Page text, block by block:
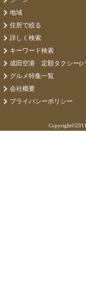
地域
住所で絞る
詳しく検索
キーワード検索
成田空港 定額タクシー(
グルメ特集一覧
会社概要
プライバシーポリシー
Copyright©